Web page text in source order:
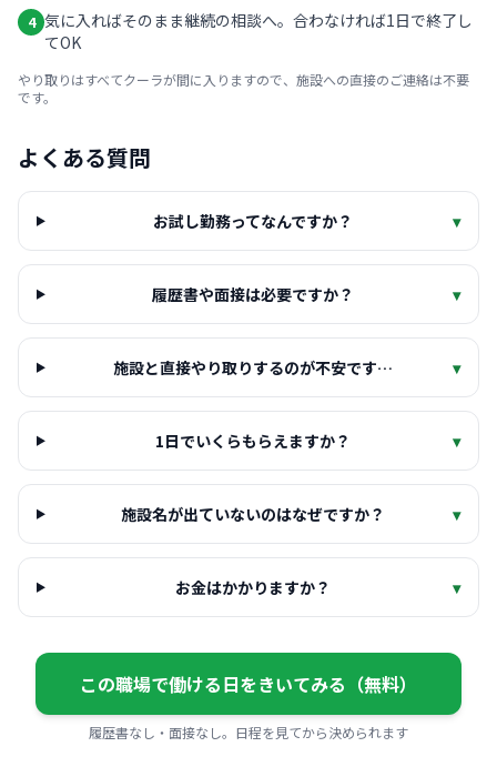
4 気に入ればそのまま継続の相談へ。合わなければ1日で終了し
てOK
やり取りはすべてクーラが間に入りますので、施設への直接のご連絡は不要
です。
よくある質問
お試し勤務ってなんですか？ ▾
履歴書や面接は必要ですか？ ▾
施設と直接やり取りするのが不安です… ▾
1日でいくらもらえますか？ ▾
施設名が出ていないのはなぜですか？ ▾
お金はかかりますか？ ▾
この職場で働ける日をきいてみる（無料）
履歴書なし・面接なし。日程を見てから決められます